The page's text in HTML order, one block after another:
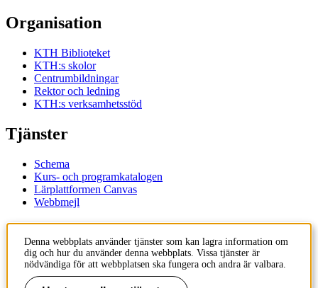
Organisation
KTH Biblioteket
KTH:s skolor
Centrumbildningar
Rektor och ledning
KTH:s verksamhetsstöd
Tjänster
Schema
Kurs- och programkatalogen
Lärplattformen Canvas
Webbmejl
Kontakt
KTH
100 44 Stockholm
Denna webbplats använder tjänster som kan lagra information om
dig och hur du använder denna webbplats. Vissa tjänster är
nödvändiga för att webbplatsen ska fungera och andra är valbara.